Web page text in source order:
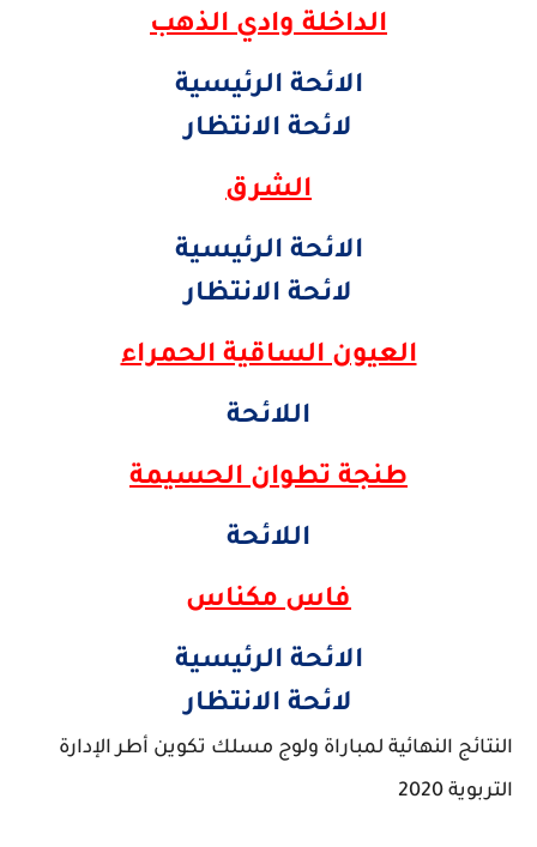
​الداخلة وادي الذهب
الائحة الرئيسية
لائحة الانتظار
​الشرق
الائحة الرئيسية
لائحة الانتظار
​العيون الساقية الحمراء
اللائحة
​طنجة تطوان الحسيمة
اللائحة
​فاس مكناس
الائحة الرئيسية
لائحة الانتظار
النتائج النهائية لمباراة ولوج مسلك تكوين أطر الإدارة
التربوية 2020